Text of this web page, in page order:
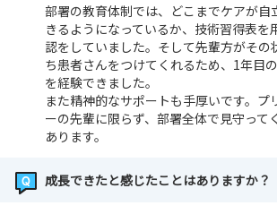
部署の教育体制では、どこまでケアが自
きるようになっているか、技術習得表を
認をしていました。そして先輩方がその
ち患者さんをつけてくれるため、1年目
を経験できました。
また精神的なサポートも手厚いです。プ
ーの先輩に限らず、部署全体で見守って
あります。
成長できたと感じたことはありますか？